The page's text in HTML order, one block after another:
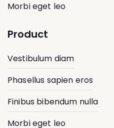
Morbi eget leo
Product
Vestibulum diam
Phasellus sapien eros
Finibus bibendum nulla
Morbi eget leo